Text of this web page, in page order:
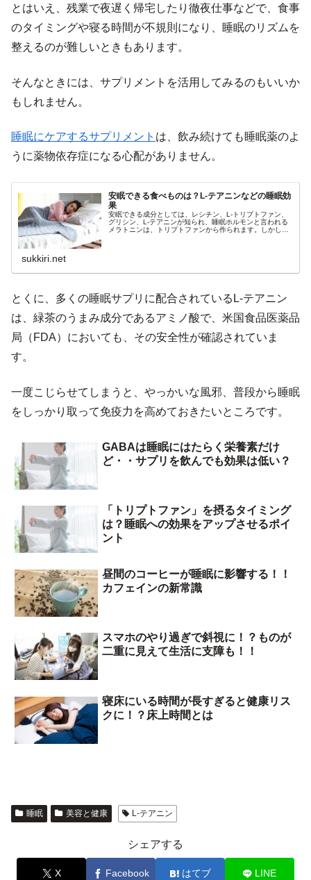
とはいえ、残業で夜遅く帰宅したり徹夜仕事などで、食事
のタイミングや寝る時間が不規則になり、睡眠のリズムを
整えるのが難しいときもあります。
そんなときには、サプリメントを活用してみるのもいいか
もしれません。
睡眠にケアするサプリメント は、飲み続けても睡眠薬のよ
うに薬物依存症になる心配がありません。
安眠できる食べものは？L-テアニンなどの睡眠効
果
安眠できる成分としては、レシチン、L-トリプトファン、
グリシン、L-テアニンが知られ、睡眠ホルモンと言われる
メラトニンは、トリプトファンから作られます。しかし、
sukkiri.net
とくに、多くの睡眠サプリに配合されているL-テアニン
は、緑茶のうまみ成分であるアミノ酸で、米国食品医薬品
局（FDA）においても、その安全性が確認されていま
す。
一度こじらせてしまうと、やっかいな風邪、普段から睡眠
をしっかり取って免疫力を高めておきたいところです。
GABAは睡眠にはたらく栄養素だけ
ど・・サプリを飲んでも効果は低い？
「トリプトファン」を摂るタイミング
は？睡眠への効果をアップさせるポイ
ント
昼間のコーヒーが睡眠に影響する！！
カフェインの新常識
スマホのやり過ぎで斜視に！？ものが
二重に見えて生活に支障も！！
寝床にいる時間が長すぎると健康リス
クに！？床上時間とは
睡眠 美容と健康 L-テアニン
シェアする
X Facebook はてブ LINE